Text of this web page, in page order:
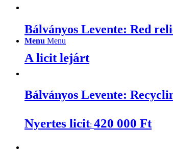
Menu Menu
Bálványos Levente: Red
A licit lejárt
Bálványos Levente:
Nyertes licit: 420 000 Ft